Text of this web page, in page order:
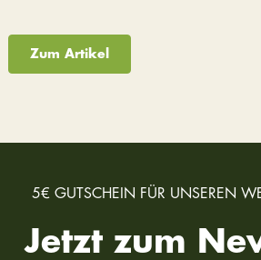
Zum Artikel
5€ GUTSCHEIN FÜR UNSEREN
Jetzt zum